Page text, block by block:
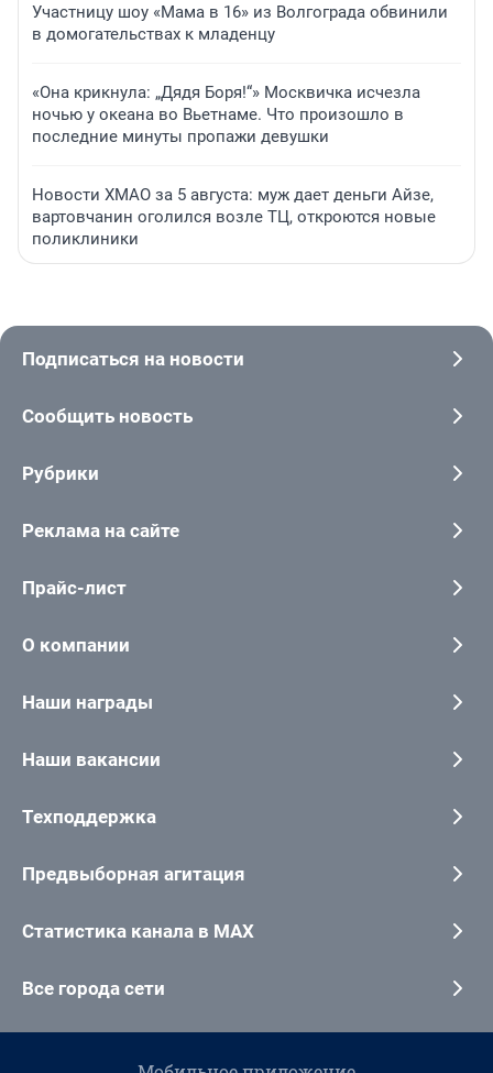
Участницу шоу «Мама в 16» из Волгограда обвинили
в домогательствах к младенцу
«Она крикнула: „Дядя Боря!“» Москвичка исчезла
ночью у океана во Вьетнаме. Что произошло в
последние минуты пропажи девушки
Новости ХМАО за 5 августа: муж дает деньги Айзе,
вартовчанин оголился возле ТЦ, откроются новые
поликлиники
Подписаться на новости
Сообщить новость
Рубрики
Реклама на сайте
Прайс-лист
О компании
Наши награды
Наши вакансии
Техподдержка
Предвыборная агитация
Статистика канала в MAX
Все города сети